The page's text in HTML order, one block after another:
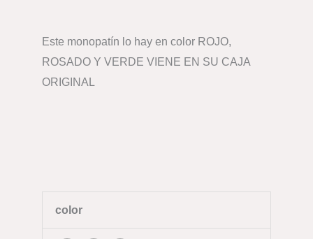
Este monopatín lo hay en color ROJO,
ROSADO Y VERDE VIENE EN SU CAJA
ORIGINAL
color